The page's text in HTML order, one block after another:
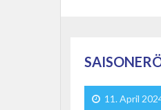
11. April